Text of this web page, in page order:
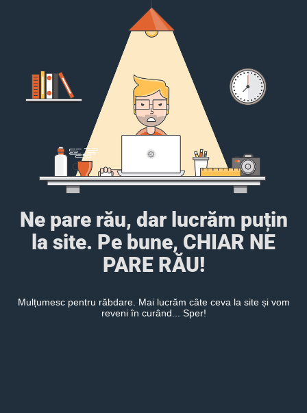
Ne pare rău, dar lucrăm puțin
la site. Pe bune, CHIAR NE
PARE RĂU!
Mulțumesc pentru răbdare. Mai lucrăm câte ceva la site și vom
reveni în curând... Sper!